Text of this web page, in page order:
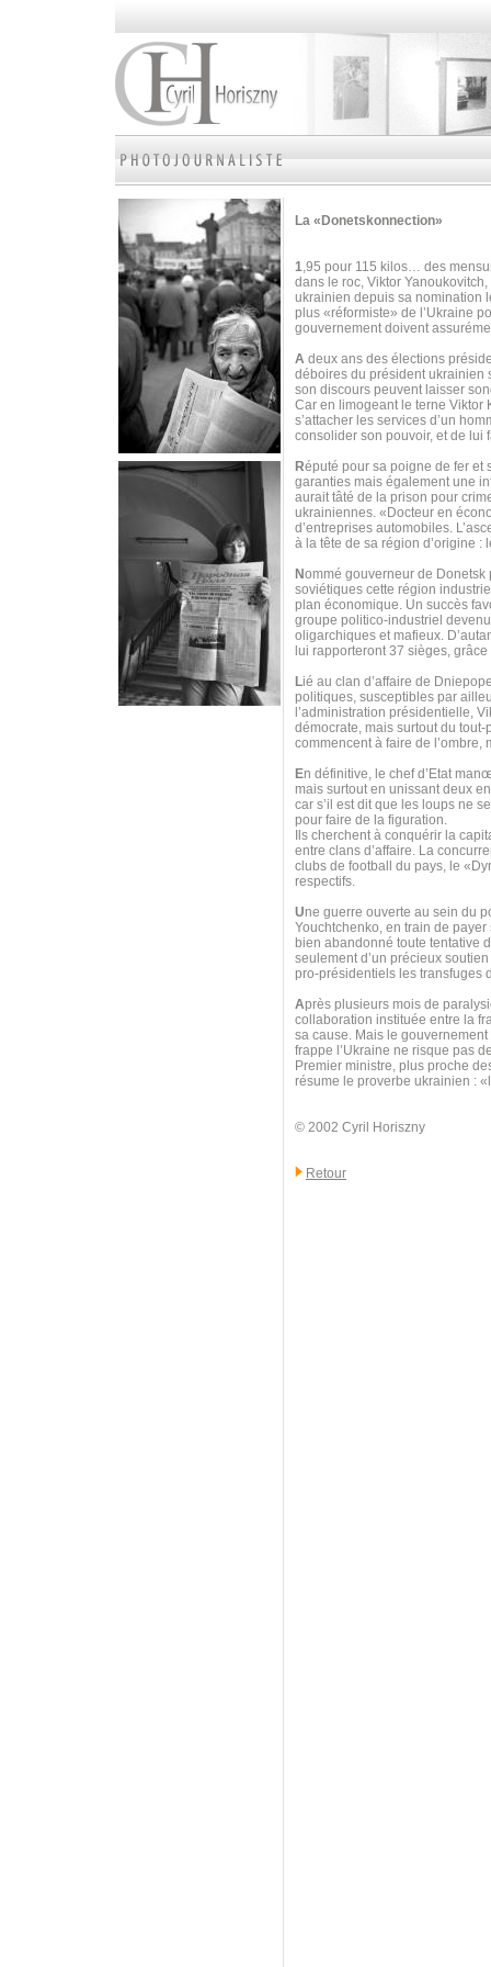
La «Donetskonnection»
1,95 pour 115 kilos… des
dans le roc, Viktor
ukrainien depuis sa nomination
plus «réformiste» de l’Ukraine
gouvernement doivent
A deux ans des élections
déboires du président ukrainien
son discours peuvent laisser
Car en limogeant le terne Viktor
s’attacher les services d’un
consolider son pouvoir, et de lui
Réputé pour sa poigne de fer et
garanties mais également une
aurait tâté de la prison pour
ukrainiennes. «Docteur en
d’entreprises automobiles.
à la tête de sa région d’origine :
Nommé gouverneur de Donetsk
soviétiques cette région
plan économique. Un succès
groupe politico-industriel
oligarchiques et mafieux.
lui rapporteront 37 sièges,
Lié au clan d’affaire de
politiques, susceptibles par
l’administration présidentielle,
démocrate, mais surtout du
commencent à faire de
En définitive, le chef d’Etat
mais surtout en unissant deux
car s’il est dit que les loups ne
pour faire de la figuration.
Ils cherchent à conquérir la
entre clans d’affaire. La
clubs de football du pays, le
respectifs.
Une guerre ouverte au sein du
Youchtchenko, en train de
bien abandonné toute tentative
seulement d’un précieux
pro-présidentiels les transfuges
Après plusieurs mois de
collaboration instituée entre la
sa cause. Mais le
frappe l’Ukraine ne risque pas
Premier ministre, plus proche
résume le proverbe ukrainien :
© 2002 Cyril Horiszny
Retour